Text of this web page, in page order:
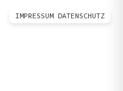
IMPRESSUM DATENSCHUTZ